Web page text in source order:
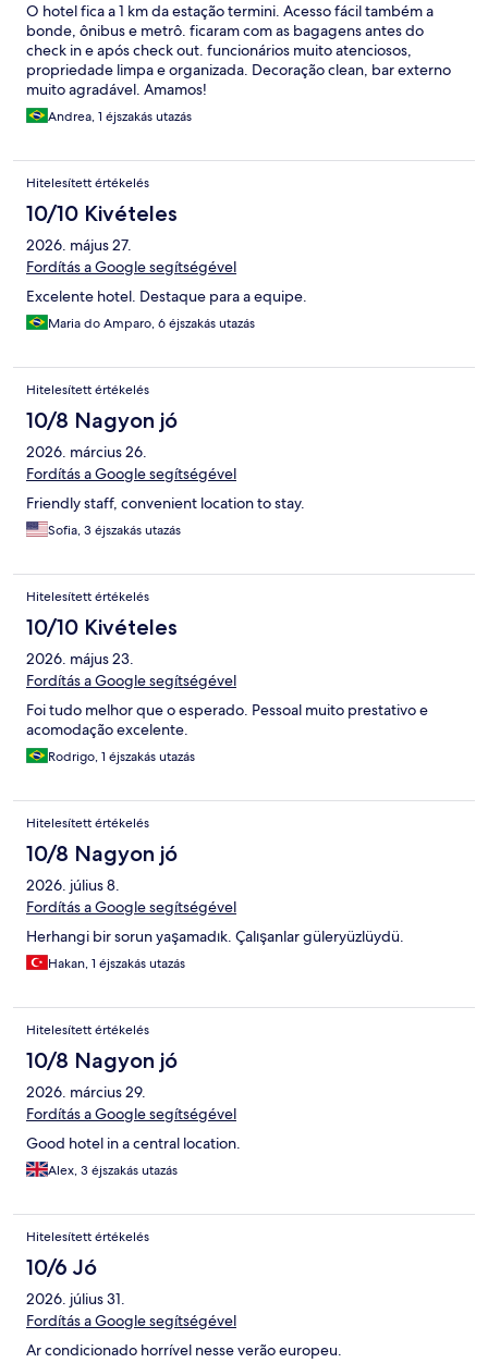
O hotel fica a 1 km da estação termini. Acesso fácil também a
bonde, ônibus e metrô. ficaram com as bagagens antes do
check in e após check out. funcionários muito atenciosos,
propriedade limpa e organizada. Decoração clean, bar externo
muito agradável. Amamos!
Andrea, 1 éjszakás utazás
Hitelesített értékelés
10/10 Kivételes
2026. május 27.
Fordítás a Google segítségével
Excelente hotel. Destaque para a equipe.
Maria do Amparo, 6 éjszakás utazás
Hitelesített értékelés
10/8 Nagyon jó
2026. március 26.
Fordítás a Google segítségével
Friendly staff, convenient location to stay.
Sofia, 3 éjszakás utazás
Hitelesített értékelés
10/10 Kivételes
2026. május 23.
Fordítás a Google segítségével
Foi tudo melhor que o esperado. Pessoal muito prestativo e
acomodação excelente.
Rodrigo, 1 éjszakás utazás
Hitelesített értékelés
10/8 Nagyon jó
2026. július 8.
Fordítás a Google segítségével
Herhangi bir sorun yaşamadık. Çalışanlar güleryüzlüydü.
Hakan, 1 éjszakás utazás
Hitelesített értékelés
10/8 Nagyon jó
2026. március 29.
Fordítás a Google segítségével
Good hotel in a central location.
Alex, 3 éjszakás utazás
Hitelesített értékelés
10/6 Jó
2026. július 31.
Fordítás a Google segítségével
Ar condicionado horrível nesse verão europeu.